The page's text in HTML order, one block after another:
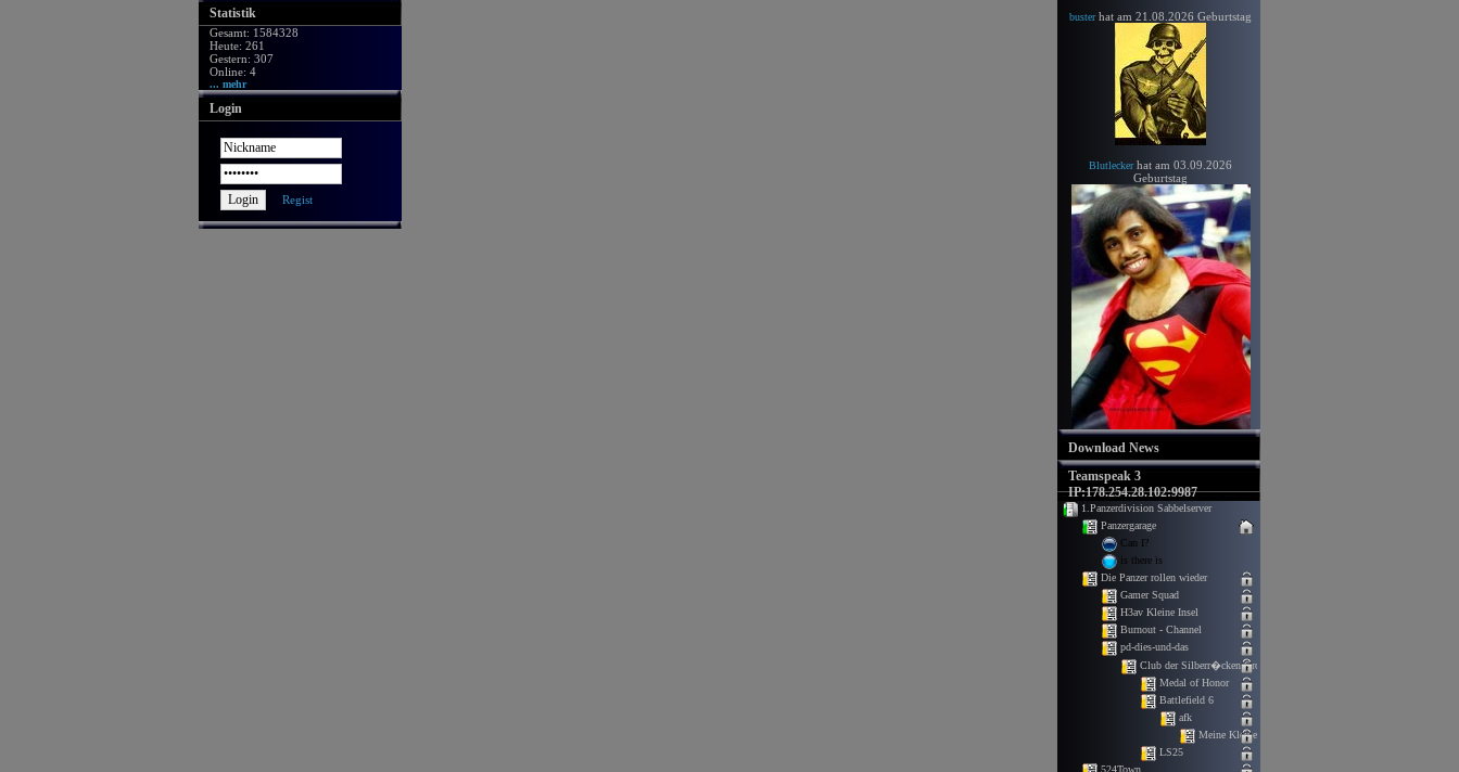
Statistik
Gesamt: 1584328
Heute: 261
Gestern: 307
Online: 4
... mehr
Login
Regist
busterhat am 21.08.2026 Geburtstag
Blutleckerhat am 03.09.2026
Geburtstag
Download News
Teamspeak 3
IP:178.254.28.102:9987